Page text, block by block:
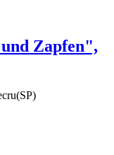
Zapfen",